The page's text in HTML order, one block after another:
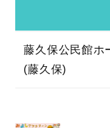
藤久保公民館ホ
(藤久保)